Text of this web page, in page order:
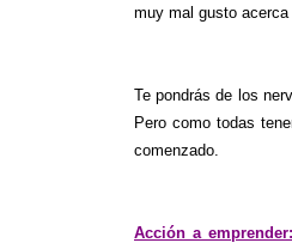
muy mal gusto
Te pondrás de los
Pero como todas
comenzado.
Acción a emprender: